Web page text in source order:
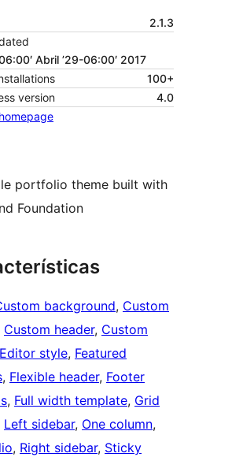
2.1.3
Abril ’29-06:00′ 2017
100+
version
4.0
portfolio theme built with
Foundation
background, Custom
Custom header, Custom
Editor style, Featured
, Flexible header, Footer
, Full width template, Grid
Left sidebar, One column
, Right sidebar, Sticky